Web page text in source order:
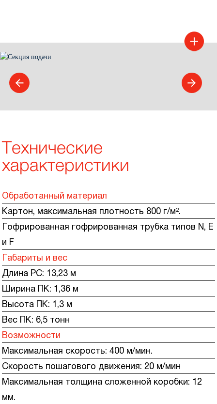
Технические
характеристики
Обработанный материал
Картон, максимальная плотность 800 г/м².
Гофрированная гофрированная трубка типов N, E
и F
Габариты и вес
Длина PC: 13,23 м
Ширина ПК: 1,36 м
Высота ПК: 1,3 м
Вес ПК: 6,5 тонн
Возможности
Максимальная скорость: 400 м/мин.
Скорость пошагового движения: 20 м/мин
Максимальная толщина сложенной коробки: 12
мм.